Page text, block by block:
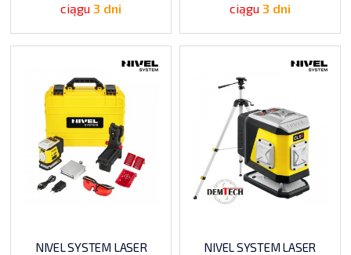
ciągu3 dni
ciągu 3 dni
NIVEL SYSTEM LASER
NIVEL SYSTEM LASER